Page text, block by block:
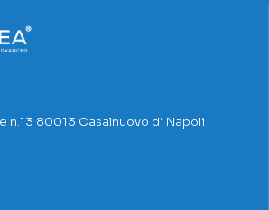
n.13 80013 Casalnuovo di Napoli